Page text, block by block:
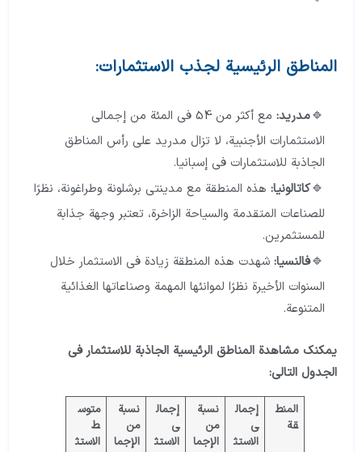
المناطق الرئيسية لجذب الاستثمارات:
مدريد:
مع أكثر من 54 في المئة من إجمالي
الاستثمارات الأجنبية، لا تزال مدريد على رأس المناطق
الجاذبة للاستثمارات في إسبانيا.
كاتالونيا: هذه المنطقة مع مدينتي برشلونة وطراغونة، نظرًا
للصناعات المتقدمة والسياحة الزاخرة، تعتبر وجهة جذابة
للمستثمرين.
فالنسيا: شهدت هذه المنطقة زيادة في الاستثمار خلال
السنوات الأخيرة نظرًا لموانئها المهمة وصناعاتها الغذائية
المتنوعة.
يمكنك مشاهدة المناطق الرئيسية الجاذبة للاستثمار في
الجدول التالي:
المنط
قة
إجمال
ي
الاستث
نسبة
من
الإجما
إجمال
ي
الاستث
نسبة
من
الإجما
متوس
ط
الاستث